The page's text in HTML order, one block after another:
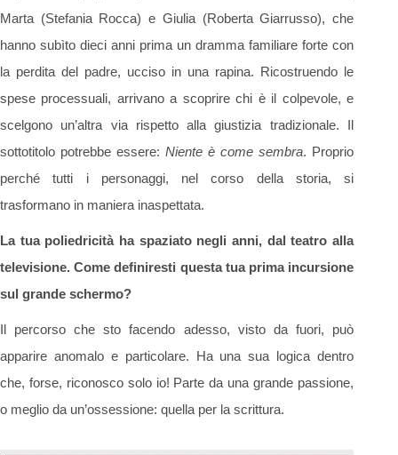
Marta (Stefania Rocca) e Giulia (Roberta Giarrusso), che
hanno subìto dieci anni prima un dramma familiare forte con
la perdita del padre, ucciso in una rapina. Ricostruendo le
spese processuali, arrivano a scoprire chi è il colpevole, e
scelgono un’altra via rispetto alla giustizia tradizionale. Il
sottotitolo potrebbe essere: Niente è come sembra. Proprio
perché tutti i personaggi, nel corso della storia, si
trasformano in maniera inaspettata.
La tua poliedricità ha spaziato negli anni, dal teatro alla
televisione. Come definiresti questa tua prima incursione
sul grande schermo?
Il percorso che sto facendo adesso, visto da fuori, può
apparire anomalo e particolare. Ha una sua logica dentro
che, forse, riconosco solo io! Parte da una grande passione,
o meglio da un’ossessione: quella per la scrittura.